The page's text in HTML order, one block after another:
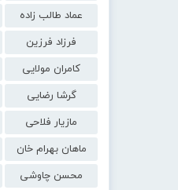
عماد طالب زاده
فرزاد فرزین
کامران مولایی
گرشا رضایی
مازیار فلاحی
ماهان بهرام خان
محسن چاوشی